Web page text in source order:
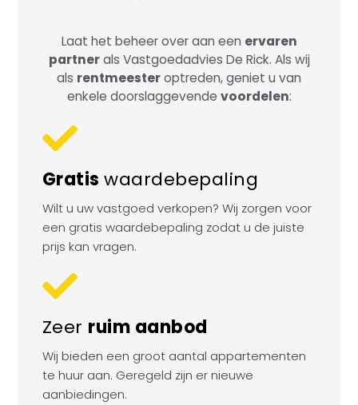
Laat het beheer over aan een ervaren
partnerals Vastgoedadvies De Rick. Als wij
als rentmeesteroptreden, geniet u van
enkele doorslaggevende voordelen:
Gratiswaardebepaling
Wilt u uw vastgoed verkopen? Wij zorgen voor
een gratis waardebepaling zodat u de juiste
prijs kan vragen.
Zeer ruim aanbod
Wij bieden een groot aantal appartementen
te huur aan. Geregeld zijn er nieuwe
aanbiedingen.